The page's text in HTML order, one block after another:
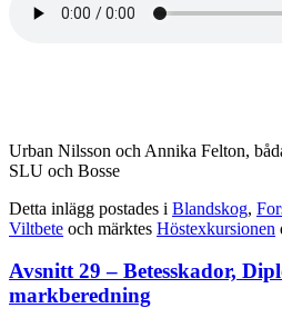
Urban Nilsson och Annika Felton,
SLU och Bosse
Detta inlägg postades i Blandskog,
Viltbete och märktes Höstexkursionen
Avsnitt 29 – Betesskador,
markberedning